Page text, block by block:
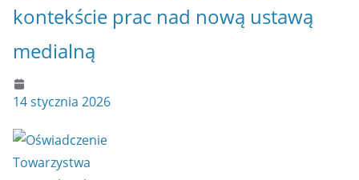
kontekście prac nad nową ustawą
medialną
14 stycznia 2026